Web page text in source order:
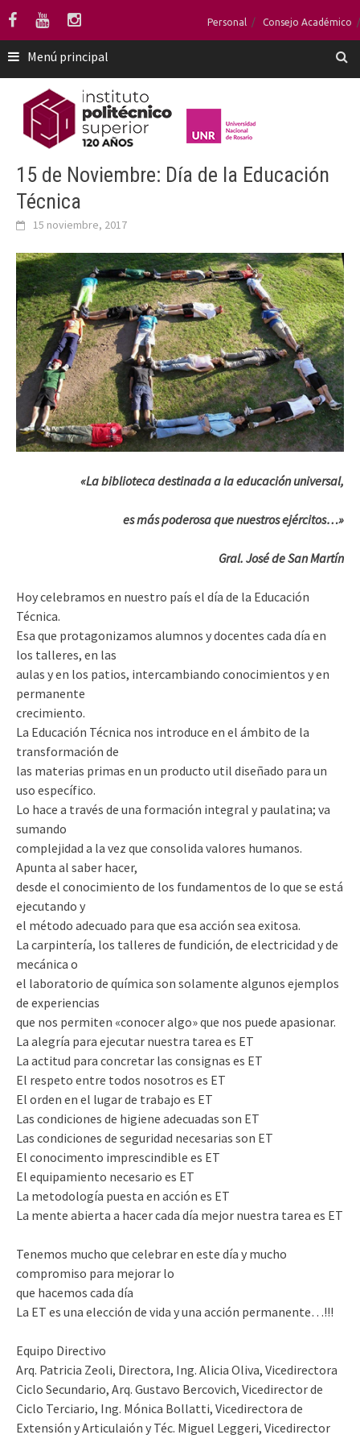
Saltar
contenido
Personal Consejo Académico
Menú principal
15 de Noviembre: Día de la Educación
Técnica
15 noviembre, 2017
«La biblioteca destinada a la educación universal,
es más poderosa que nuestros ejércitos…»
Gral. José de San Martín
Hoy celebramos en nuestro país el día de la Educación
Técnica.
Esa que protagonizamos alumnos y docentes cada día en
los talleres, en las
aulas y en los patios, intercambiando conocimientos y en
permanente
crecimiento.
La Educación Técnica nos introduce en el ámbito de la
transformación de
las materias primas en un producto util diseñado para un
uso específico.
Lo hace a través de una formación integral y paulatina; va
sumando
complejidad a la vez que consolida valores humanos.
Apunta al saber hacer,
desde el conocimiento de los fundamentos de lo que se está
ejecutando y
el método adecuado para que esa acción sea exitosa.
La carpintería, los talleres de fundición, de electricidad y de
mecánica o
el laboratorio de química son solamente algunos ejemplos
de experiencias
que nos permiten «conocer algo» que nos puede apasionar.
La alegría para ejecutar nuestra tarea es ET
La actitud para concretar las consignas es ET
El respeto entre todos nosotros es ET
El orden en el lugar de trabajo es ET
Las condiciones de higiene adecuadas son ET
Las condiciones de seguridad necesarias son ET
El conocimento imprescindible es ET
El equipamiento necesario es ET
La metodología puesta en acción es ET
La mente abierta a hacer cada día mejor nuestra tarea es ET
Tenemos mucho que celebrar en este día y mucho
compromiso para mejorar lo
que hacemos cada día
La ET es una elección de vida y una acción permanente…!!!
Equipo Directivo
Arq. Patricia Zeoli, Directora, Ing. Alicia Oliva, Vicedirectora
Ciclo Secundario, Arq. Gustavo Bercovich, Vicedirector de
Ciclo Terciario, Ing. Mónica Bollatti, Vicedirectora de
Extensión y Articulaión y Téc. Miguel Leggeri, Vicedirector